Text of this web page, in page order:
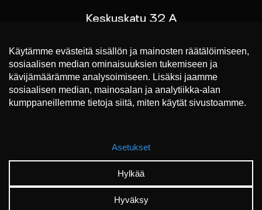
Keskuskatu 32 A
p. 044 767 9070
Liput konsertteihin
https://www.lippu.fi/
INSTAGRAM